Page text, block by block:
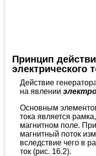
Принцип
электрического
Действие
на явлении
Основным
тока является
магнитном поле.
магнитный поток
вследствие чего в
ток (рис. 16.2).